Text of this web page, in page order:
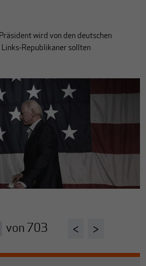
wird von den deutschen
Links-Republikaner sollten
von 703 < >